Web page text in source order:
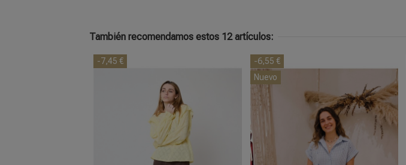
También recomendamos estos 12 artículos:
-7,45 €
-6,55 €
Nuevo